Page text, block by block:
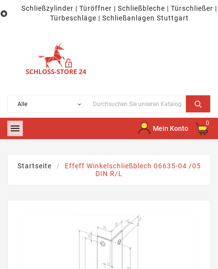

Schließzylinder | Türöffner | Schließbleche | Türschließer |
Türbeschläge | Schließanlagen Stuttgart
 Mein Konto
0
Startseite
Effeff Winkelschließblech 06635-04 /05
DIN R/L